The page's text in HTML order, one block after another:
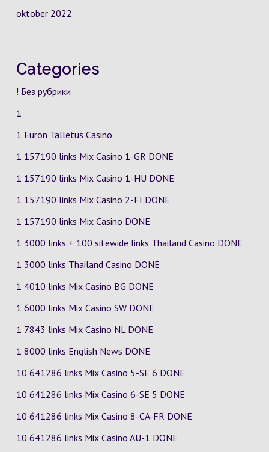
oktober 2022
Categories
! Без рубрики
1
1 Euron Talletus Casino
1 157190 links Mix Casino 1-GR DONE
1 157190 links Mix Casino 1-HU DONE
1 157190 links Mix Casino 2-FI DONE
1 157190 links Mix Casino DONE
1 3000 links + 100 sitewide links Thailand Casino DONE
1 3000 links Thailand Casino DONE
1 4010 links Mix Casino BG DONE
1 6000 links Mix Casino SW DONE
1 7843 links Mix Casino NL DONE
1 8000 links English News DONE
10 641286 links Mix Casino 5-SE 6 DONE
10 641286 links Mix Casino 6-SE 5 DONE
10 641286 links Mix Casino 8-CA-FR DONE
10 641286 links Mix Casino AU-1 DONE